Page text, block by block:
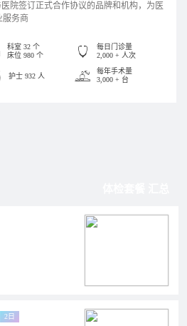
院签订正式合作协议的品牌和机构，为医
服务商
科室 32 个
床位 980 个
每日门诊量
2,000 + 人次
护士 932 人
每年手术量
3,000 + 台
2日